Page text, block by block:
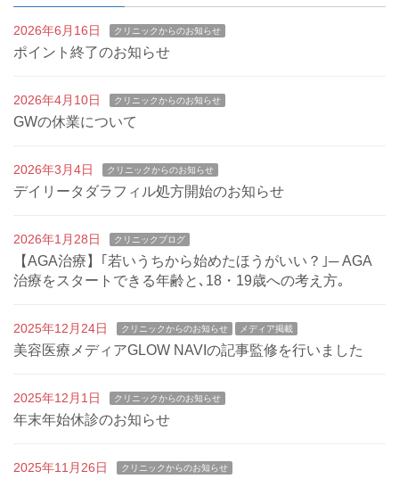
2026年6月16日 クリニックからのお知らせ
ポイント終了のお知らせ
2026年4月10日 クリニックからのお知らせ
GWの休業について
2026年3月4日 クリニックからのお知らせ
デイリータダラフィル処方開始のお知らせ
2026年1月28日 クリニックブログ
【AGA治療】｢若いうちから始めたほうがいい？｣─ AGA
治療をスタートできる年齢と､18・19歳への考え方｡
2025年12月24日 クリニックからのお知らせ メディア掲載
美容医療メディアGLOW NAVIの記事監修を行いました
2025年12月1日 クリニックからのお知らせ
年末年始休診のお知らせ
2025年11月26日 クリニックからのお知らせ